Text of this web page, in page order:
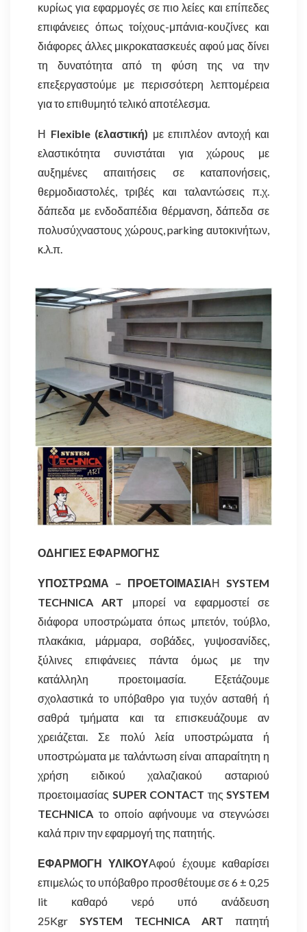
κυρίως για εφαρμογές σε πιο λείες και επίπεδες
επιφάνειες όπως τοίχους-μπάνια-κουζίνες και
διάφορες άλλες μικροκατασκευές αφού μας δίνει
τη δυνατότητα από τη φύση της να την
επεξεργαστούμε με περισσότερη λεπτομέρεια
για το επιθυμητό τελικό αποτέλεσμα.
Η Flexible (ελαστική) με επιπλέον αντοχή και
ελαστικότητα συνιστάται για χώρους με
αυξημένες απαιτήσεις σε καταπονήσεις,
θερμοδιαστολές, τριβές και ταλαντώσεις π.χ.
δάπεδα με ενδοδαπέδια θέρμανση, δάπεδα σε
πολυσύχναστους χώρους, parking αυτοκινήτων,
κ.λ.π.
ΟΔΗΓΙΕΣ ΕΦΑΡΜΟΓΗΣ
ΥΠΟΣΤΡΩΜΑ – ΠΡΟΕΤΟΙΜΑΣΙΑΗ SYSTEM
TECHNICA ART μπορεί να εφαρμοστεί σε
διάφορα υποστρώματα όπως μπετόν, τούβλο,
πλακάκια, μάρμαρα, σοβάδες, γυψοσανίδες,
ξύλινες επιφάνειες πάντα όμως με την
κατάλληλη προετοιμασία. Εξετάζουμε
σχολαστικά το υπόβαθρο για τυχόν ασταθή ή
σαθρά τμήματα και τα επισκευάζουμε αν
χρειάζεται. Σε πολύ λεία υποστρώματα ή
υποστρώματα με ταλάντωση είναι απαραίτητη η
χρήση ειδικού χαλαζιακού ασταριού
προετοιμασίας SUPER CONTACT της SYSTEM
TECHNICA το οποίο αφήνουμε να στεγνώσει
καλά πριν την εφαρμογή της πατητής.
ΕΦΑΡΜΟΓΗ ΥΛΙΚΟΥΑφού έχουμε καθαρίσει
επιμελώς το υπόβαθρο προσθέτουμε σε 6 ± 0,25
lit καθαρό νερό υπό ανάδευση
25Kgr SYSTEM TECHNICA ART πατητή